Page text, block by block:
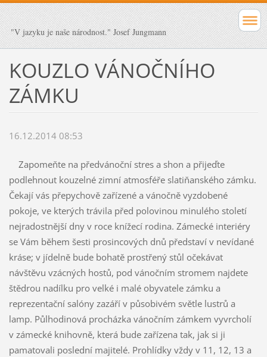
"V jazyku je naše národnost." Josef Jungmann
KOUZLO VÁNOČNÍHO
ZÁMKU
16.12.2014 08:53
Zapomeňte na předvánoční stres a shon a přijeďte
podlehnout kouzelné zimní atmosféře slatiňanského zámku.
Čekají vás přepychově zařízené a vánočně vyzdobené
pokoje, ve kterých trávila před polovinou minulého století
nejradostnější dny v roce knížecí rodina. Zámecké interiéry
se Vám během šesti prosincových dnů představí v nevídané
kráse; v jídelně bude bohatě prostřený stůl očekávat
návštěvu vzácných hostů, pod vánočním stromem najdete
štědrou nadílku pro velké i malé obyvatele zámku a
reprezentační salóny zazáří v působivém světle lustrů a
lamp. Půlhodinová procházka vánočním zámkem vyvrcholí
v zámecké knihovně, která bude zařízena tak, jak si ji
pamatovali poslední majitelé. Prohlídky vždy v 11, 12, 13 a